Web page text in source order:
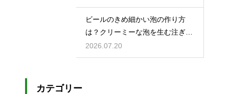
ビールのきめ細かい泡の作り方
は？クリーミーな泡を生む注ぎ方
のコツ
2026.07.20
カテゴリー